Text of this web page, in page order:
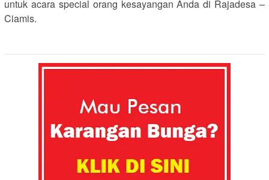
untuk acara special orang kesayangan Anda di Rajadesa –
Ciamis.